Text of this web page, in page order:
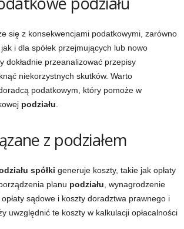
się z konsekwencjami podatkowymi, zarówno
i dla spółek przejmujących lub nowo
dokładnie przeanalizować przepisy
niekorzystnych skutków. Warto
podatkowym, który pomoże w
podziału
z podziałem
spółki generuje koszty, takie jak opłaty
planu podziału , wynagrodzenie
sądowe i koszty doradztwa prawnego i
uwzględnić te koszty w kalkulacji opłacalności